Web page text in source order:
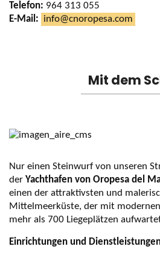
Telefon: 964 313 055
E-Mail: info@cnoropesa.com
Mit dem
Nur einen Steinwurf von unseren
der Yachthafen von Oropesa del
einen der attraktivsten und
Mittelmeerküste, der mit
mehr als 700 Liegeplätzen
Einrichtungen und